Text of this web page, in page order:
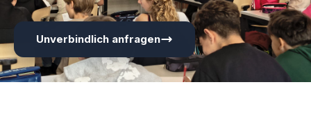
Unverbindlich anfragen